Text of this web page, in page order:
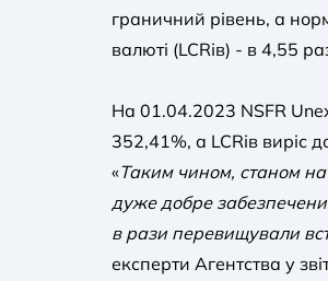
граничний рівень, а
валюті (LCRів) - в 4,55
На 01.04.2023 NSFR
352,41%, а LCRів виріс
«Таким чином, станом
дуже добре
в рази перевищували
експерти Агентства у